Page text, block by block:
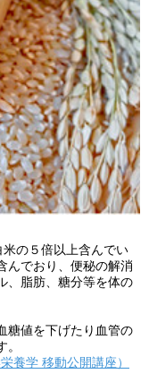
の５倍以上含んでい
んでおり、便秘の解消
、脂肪、糖分等を体の
糖値を下げたり血管の
養学 移動公開講座）